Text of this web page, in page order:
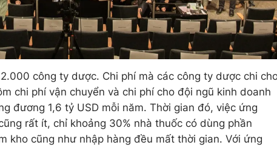
công ty dược. Chi phí mà các công ty dược chi
chi phí vận chuyển và chi phí cho đội ngũ kinh doanh
đương 1,6 tỷ USD mỗi năm. Thời gian đó, việc ứng
rất ít, chỉ khoảng 30% nhà thuốc có dùng phần
kho cũng như nhập hàng đều mất thời gian. Với ứng